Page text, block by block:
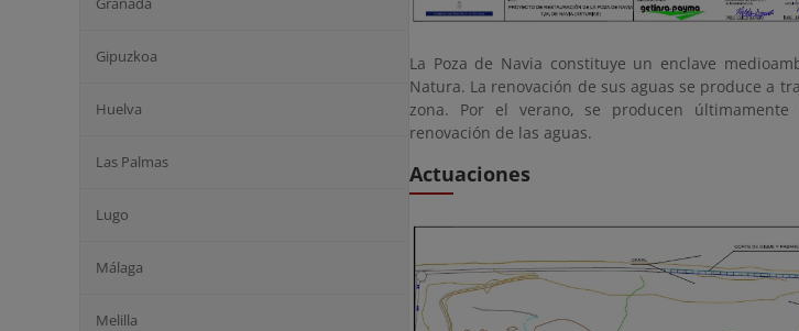
Gipuzkoa
Huelva
Las Palmas
Lugo
Málaga
Melilla
La Poza de Navia constituye un enclave
Natura. La renovación de sus aguas se produce a
zona. Por el verano, se producen
renovación de las aguas.
Actuaciones